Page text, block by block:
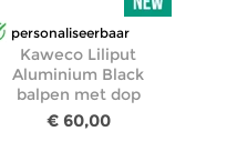
personaliseerbaar
Kaweco Liliput
Aluminium Black
balpen met dop
€ 60,00